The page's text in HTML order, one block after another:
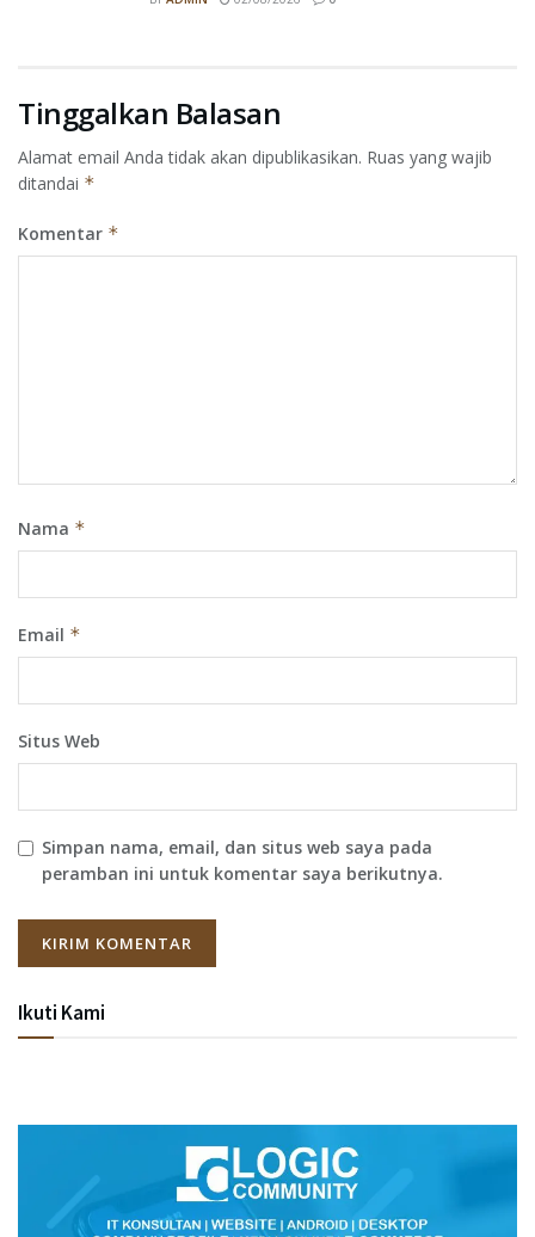
Tinggalkan Balasan
Alamat email Anda tidak akan dipublikasikan. Ruas yang wajib
ditandai *
Komentar *
Nama *
Email *
Situs Web
Simpan nama, email, dan situs web saya pada
peramban ini untuk komentar saya berikutnya.
Ikuti Kami